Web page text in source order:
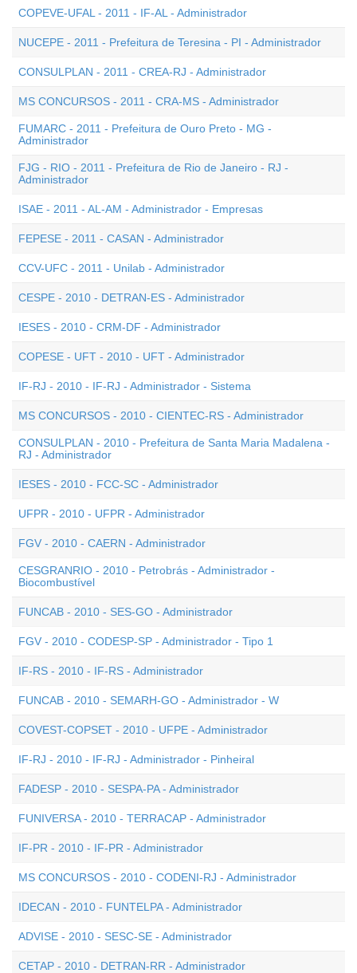
COPEVE-UFAL - 2011 - IF-AL - Administrador
NUCEPE - 2011 - Prefeitura de Teresina - PI - Administrador
CONSULPLAN - 2011 - CREA-RJ - Administrador
MS CONCURSOS - 2011 - CRA-MS - Administrador
FUMARC - 2011 - Prefeitura de Ouro Preto - MG -
Administrador
FJG - RIO - 2011 - Prefeitura de Rio de Janeiro - RJ -
Administrador
ISAE - 2011 - AL-AM - Administrador - Empresas
FEPESE - 2011 - CASAN - Administrador
CCV-UFC - 2011 - Unilab - Administrador
CESPE - 2010 - DETRAN-ES - Administrador
IESES - 2010 - CRM-DF - Administrador
COPESE - UFT - 2010 - UFT - Administrador
IF-RJ - 2010 - IF-RJ - Administrador - Sistema
MS CONCURSOS - 2010 - CIENTEC-RS - Administrador
CONSULPLAN - 2010 - Prefeitura de Santa Maria Madalena -
RJ - Administrador
IESES - 2010 - FCC-SC - Administrador
UFPR - 2010 - UFPR - Administrador
FGV - 2010 - CAERN - Administrador
CESGRANRIO - 2010 - Petrobrás - Administrador -
Biocombustível
FUNCAB - 2010 - SES-GO - Administrador
FGV - 2010 - CODESP-SP - Administrador - Tipo 1
IF-RS - 2010 - IF-RS - Administrador
FUNCAB - 2010 - SEMARH-GO - Administrador - W
COVEST-COPSET - 2010 - UFPE - Administrador
IF-RJ - 2010 - IF-RJ - Administrador - Pinheiral
FADESP - 2010 - SESPA-PA - Administrador
FUNIVERSA - 2010 - TERRACAP - Administrador
IF-PR - 2010 - IF-PR - Administrador
MS CONCURSOS - 2010 - CODENI-RJ - Administrador
IDECAN - 2010 - FUNTELPA - Administrador
ADVISE - 2010 - SESC-SE - Administrador
CETAP - 2010 - DETRAN-RR - Administrador